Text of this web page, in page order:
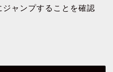
ャンプすることを確認